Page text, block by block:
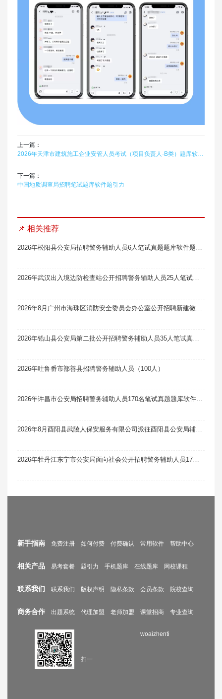
上一篇：
2026年天津市建筑施工企业安管人员考试（项目负责人·B类）题库软件题引力
下一篇：
中国地质调查局招聘笔试题库软件题引力
📌 相关推荐
2026年吐鲁番市鄯善县招聘警务辅助人员（100人）
新手指南 免费注册 如何付费 付费确认 常用软件 帮助中心
相关产品 易考套餐 题引力 手机题库 在线题库 网校课程
联系我们 联系我们 版权声明 隐私条款 会员条款 院校查询
商务合作 出题系统 代理加盟 老师加盟 课堂招商 专业查询
扫一
woaizhenti